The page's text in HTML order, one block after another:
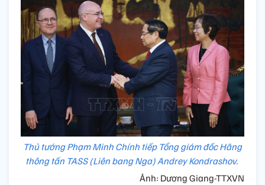
Thủ tướng Phạm Minh Chính tiếp Tổng giám đốc Hãng
thông tấn TASS (Liên bang Nga) Andrey Kondrashov.
Ảnh: Dương Giang-TTXVN